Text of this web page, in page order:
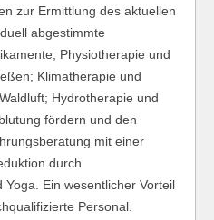
zur Ermittlung des aktuellen
abgestimmte
Physiotherapie und
Klimatherapie und
Hydrotherapie und
fördern und den
mit einer
durch
Ein wesentlicher Vorteil
Personal.